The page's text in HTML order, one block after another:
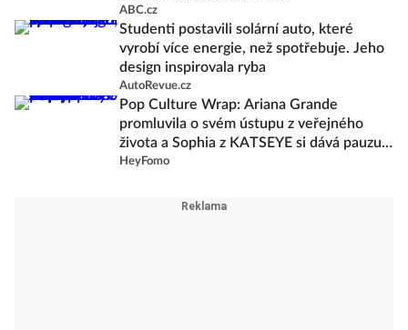
ABC.cz
Studenti postavili solární auto, které
vyrobí více energie, než spotřebuje. Jeho
design inspirovala ryba
AutoRevue.cz
Pop Culture Wrap: Ariana Grande
promluvila o svém ústupu z veřejného
života a Sophia z KATSEYE si dává pauzu
od skupiny
HeyFomo